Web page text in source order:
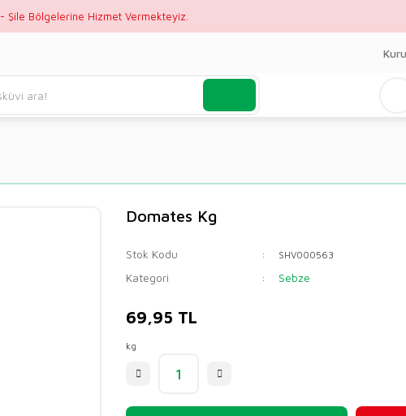
Şile Bölgelerine Hizmet Vermekteyiz.
Domates Kg
Stok Kodu SHV000563
Kategori Sebze
69,95 TL
kg